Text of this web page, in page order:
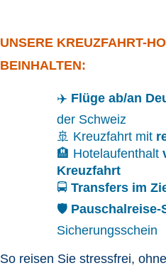
UNSERE KREUZFAHRT-
BEINHALTEN:
✈️ Flüge ab/an
der Schweiz
🚢 Kreuzfahrt mit
🏨 Hotelaufenthalt
Kreuzfahrt
🚍 Transfers im
🛡️ Pauschalreise-
Sicherungsschein
So reisen Sie stressfrei,